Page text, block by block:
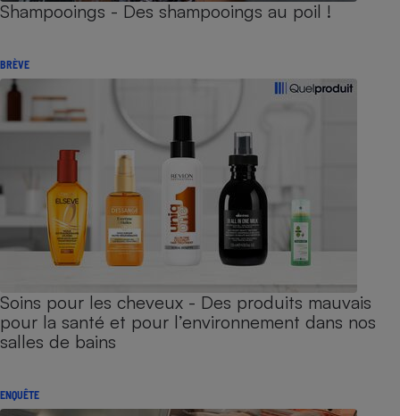
Shampooings - Des shampooings au poil !
BRÈVE
Soins pour les cheveux - Des produits mauvais
pour la santé et pour l’environnement dans nos
salles de bains
ENQUÊTE